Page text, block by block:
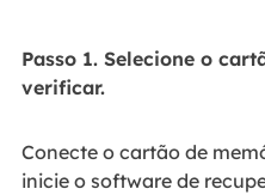
Passo 1. Selecione o
verificar.
Conecte o cartão de
inicie o software de